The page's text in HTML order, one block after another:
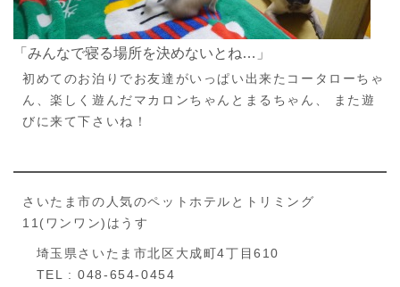
「みんなで寝る場所を決めないとね…」
初めてのお泊りでお友達がいっぱい出来たコータローちゃ
ん、楽しく遊んだマカロンちゃんとまるちゃん、 また遊
びに来て下さいね！
さいたま市の人気のペットホテルとトリミング
11(ワンワン)はうす
埼玉県さいたま市北区大成町4丁目610
TEL : 048-654-0454